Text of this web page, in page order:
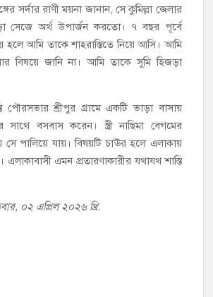
সর্দার রাণী ময়না জানান, সে কুমিল্লা জেলার
সেজে অর্থ উপার্জন করতো। ৭ বছর পূর্বে
হলে আমি তাকে শাহরাস্তিতে নিয়ে আসি। আমি
বিষয়ে জানি না। আমি তাকে সুমি হিজড়া
পৌরসভার শ্রীপুর গ্রামে একটি ভাড়া বাসায়
বসবাস করেন। স্ত্রী নাছিমা বেগমের
সে পালিয়ে যায়। বিষয়টি চাঊর হলে এলাকায়
এলাকাবাসী এমন প্রতারণাকারীর যথাযথ শাস্তি
০২ এপ্রিল ২০২৬ খ্রি.